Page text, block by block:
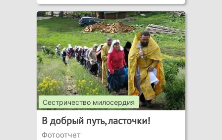
Сестричество милосердия
В добрый путь, ласточки!
Фотоотчет